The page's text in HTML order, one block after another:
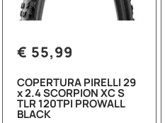
€ 55,99
COPERTURA PIRELLI 29
x 2.4 SCORPION XC S
TLR 120TPI PROWALL
BLACK